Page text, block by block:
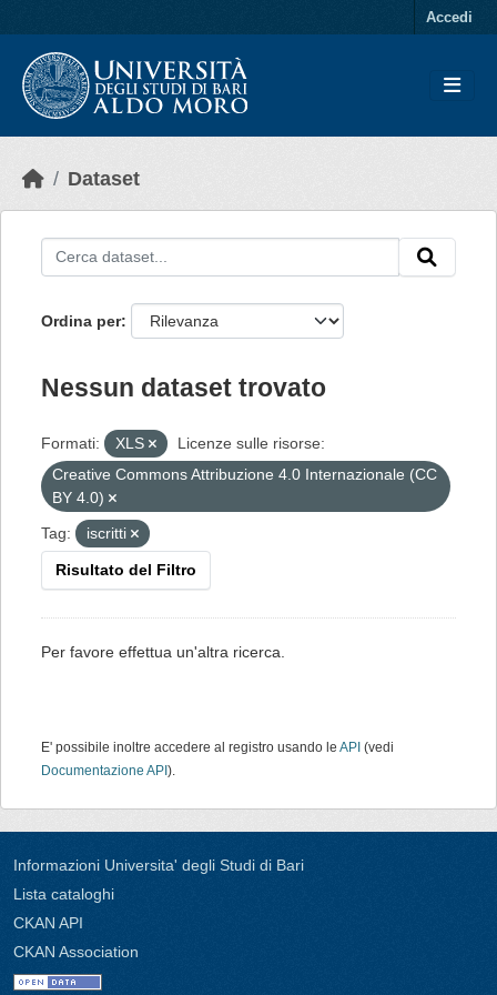
Accedi
Dataset
Ordina per
Nessun dataset trovato
Formati: XLS
Licenze sulle risorse:
Creative Commons Attribuzione 4.0 Internazionale (CC
BY 4.0)
Tag:
iscritti
Risultato del Filtro
Per favore effettua un'altra ricerca.
E' possibile inoltre accedere al registro usando le API (vedi
Documentazione API ).
Informazioni Universita' degli Studi di Bari
Lista cataloghi
CKAN API
CKAN Association